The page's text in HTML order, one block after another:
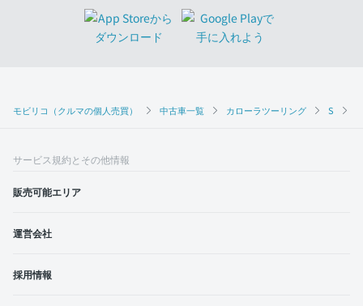
モビリコ（クルマの個人売買） 中古車一覧 カローラツーリング S
サービス規約とその他情報
販売可能エリア
運営会社
採用情報